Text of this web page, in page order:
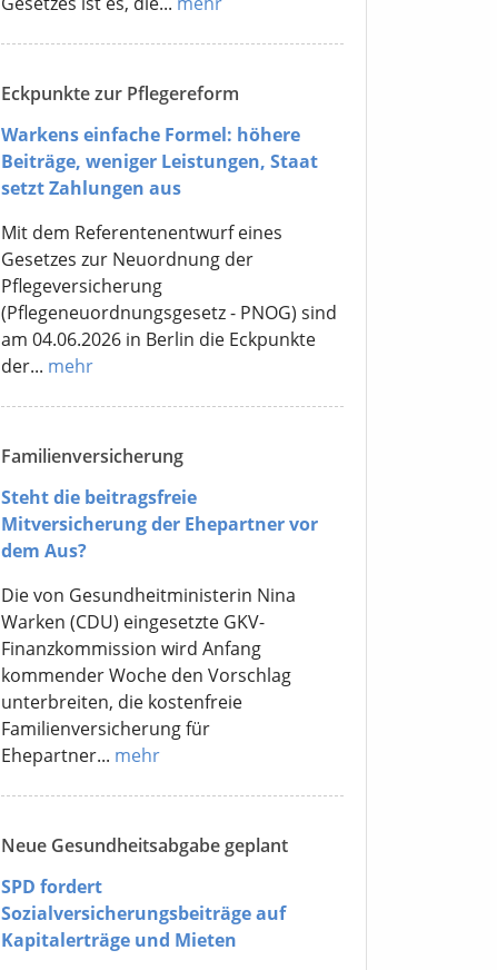
Eckpunkte zur Pflegereform
Warkens einfache Formel: höhere
Beiträge, weniger Leistungen, Staat
setzt Zahlungen aus
Mit dem Referentenentwurf eines
Gesetzes zur Neuordnung der
Pflegeversicherung
(Pflegeneuordnungsgesetz - PNOG) sind
am 04.06.2026 in Berlin die Eckpunkte
der... mehr
Familienversicherung
Steht die beitragsfreie
Mitversicherung der Ehepartner vor
dem Aus?
Die von Gesundheitministerin Nina
Warken (CDU) eingesetzte GKV-
Finanzkommission wird Anfang
kommender Woche den Vorschlag
unterbreiten, die kostenfreie
Familienversicherung für
Ehepartner... mehr
Neue Gesundheitsabgabe geplant
SPD fordert
Sozialversicherungsbeiträge auf
Kapitalerträge und Mieten